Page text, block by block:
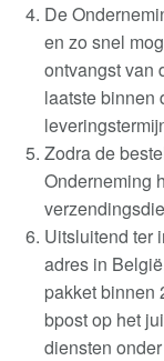
De
en zo snel
ontvangst van
laatste binnen
Zodra de
Onderneming
Uitsluitend ter
adres in
pakket binnen
bpost op het
diensten